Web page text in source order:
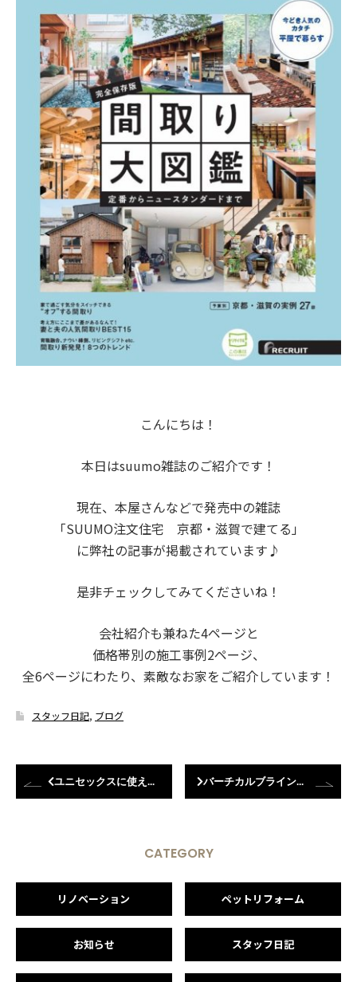
こんにちは！
本日はsuumo雑誌のご紹介です！
現在、本屋さんなどで発売中の雑誌
「SUUMO注文住宅 京都・滋賀で建てる」
に弊社の記事が掲載されています♪
是非チェックしてみてくださいね！
会社紹介も兼ねた4ページと
価格帯別の施工事例2ページ、
全6ページにわたり、素敵なお家をご紹介しています！
スタッフ日記, ブログ
ユニセックスに使えるモダンなタンブラー バーチカルブラインドを取り付けました♪
CATEGORY
リノベーション ペットリフォーム
お知らせ スタッフ日記